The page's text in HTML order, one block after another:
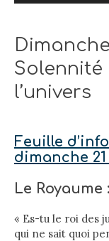
Solennité
l’univers
Feuille
dimanche 21
Le
« Es-tu le roi des
qui ne sait quoi